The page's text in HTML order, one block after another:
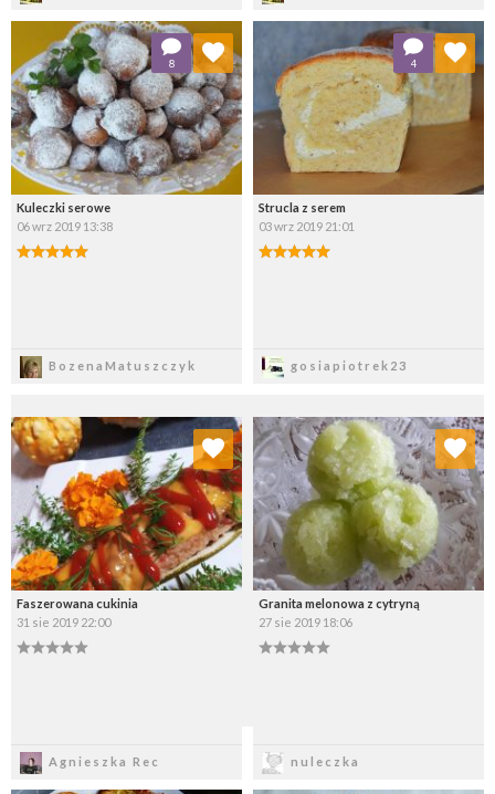
Kuleczki serowe
06 wrz 2019 13:38
BozenaMatuszczyk
8
Dodaj do ulubionych
Wybierz listę:
Strucla z serem
03 wrz 2019 21:01
gosiapiotrek23
4
Dodaj do ulubionych
Wybierz listę:
Faszerowana cukinia
31 sie 2019 22:00
Agnieszka Rec
Dodaj do ulubionych
Wybierz listę:
Granita melonowa z cytryną
27 sie 2019 18:06
nuleczka
Dodaj do ulubionych
Wybierz listę: